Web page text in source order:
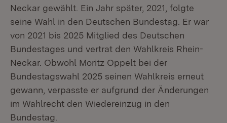
Neckar gewählt. Ein Jahr später, 2021, folgte
seine Wahl in den Deutschen Bundestag. Er war
von 2021 bis 2025 Mitglied des Deutschen
Bundestages und vertrat den Wahlkreis Rhein-
Neckar. Obwohl Moritz Oppelt bei der
Bundestagswahl 2025 seinen Wahlkreis erneut
gewann, verpasste er aufgrund der Änderungen
im Wahlrecht den Wiedereinzug in den
Bundestag.